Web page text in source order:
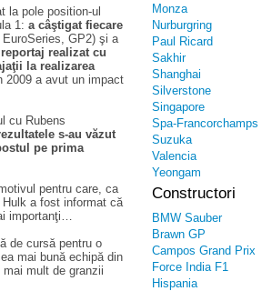
la pole position-ul
1: a câştigat fiecare
GP2) şi a
realizat cu
la realizarea
2009 a avut un impact
cu Rubens
s-au văzut
pe prima
pentru care, ca
a fost informat că
importanţi…
de cursă pentru o
mai bună echipă din
mult de granzii
Monza
Nurburgring
Paul Ricard
Sakhir
Shanghai
Silverstone
Singapore
Spa-Francorchamps
Suzuka
Valencia
Yeongam
Constructori
BMW Sauber
Brawn GP
Campos Grand Prix
Force India F1
Hispania